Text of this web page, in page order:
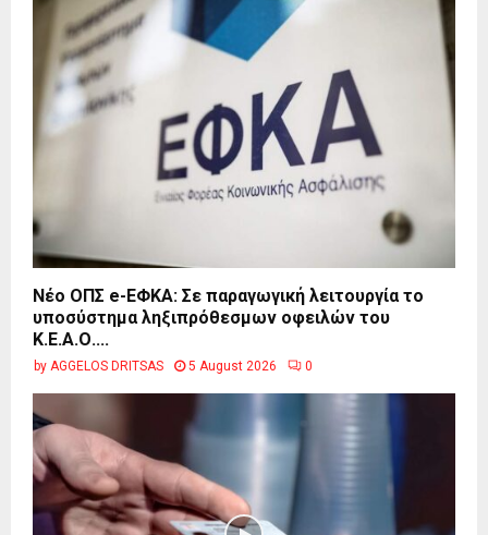
Νέο ΟΠΣ e-ΕΦΚΑ: Σε παραγωγική λειτουργία το
υποσύστημα ληξιπρόθεσμων οφειλών του
Κ.Ε.Α.Ο....
by AGGELOS DRITSAS 5 August 2026 0